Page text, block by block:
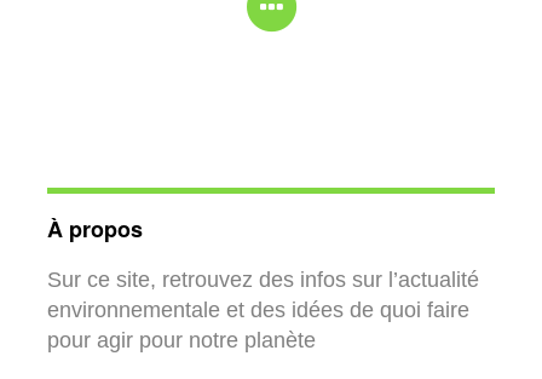
À propos
Sur ce site, retrouvez des infos sur l’actualité
environnementale et des idées de quoi faire
pour agir pour notre planète